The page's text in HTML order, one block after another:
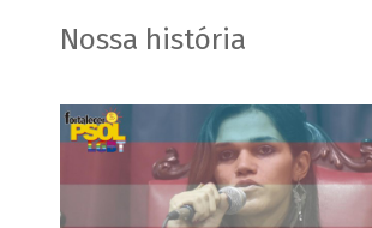
Nossa história